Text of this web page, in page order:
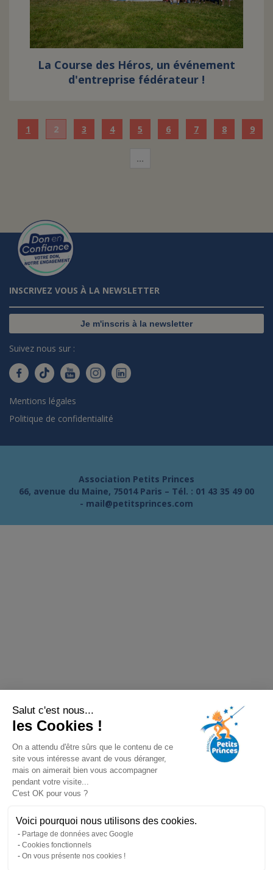
Salut c'est nous...
les Cookies !
On a attendu d'être sûrs que le contenu de ce
site vous intéresse avant de vous déranger,
mais on aimerait bien vous accompagner
pendant votre visite...
C'est OK pour vous ?
Voici pourquoi nous utilisons des cookies.
Partage de données avec Google
Cookies fonctionnels
On vous présente nos cookies !
La Course des Héros, un événement
d'entreprise fédérateur !
1 2 3 4 5 6 7 8 9
…
INSCRIVEZ VOUS À LA NEWSLETTER
Je m'inscris à la newsletter
Suivez nous sur :
Mentions légales
Politique de confidentialité
Association Petits Princes
66, avenue du Maine, 75014 Paris – Tél. : 01 43 35 49 00
- mail@petitsprinces.com